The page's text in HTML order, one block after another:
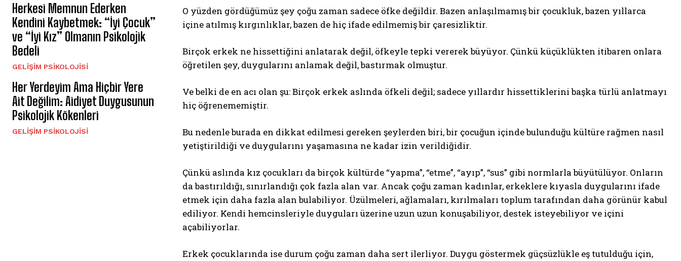
Herkesi Memnun Ederken
Kendini Kaybetmek: “İyi Çocuk”
ve “İyi Kız” Olmanın Psikolojik
Bedeli
GELIŞIM PSIKOLOJISI
Her Yerdeyim Ama Hiçbir Yere
Ait Değilim: Aidiyet Duygusunun
Psikolojik Kökenleri
GELIŞIM PSIKOLOJISI
O yüzden gördüğümüz şey çoğu zaman sadece öfke değildir. Bazen anlaşılmamış bir çocukluk, bazen yıllarca
içine atılmış kırgınlıklar, bazen de hiç ifade edilmemiş bir çaresizliktir.
Birçok erkek ne hissettiğini anlatarak değil, öfkeyle tepki vererek büyüyor. Çünkü küçüklükten itibaren onlara
öğretilen şey, duygularını anlamak değil, bastırmak olmuştur.
Ve belki de en acı olan şu: Birçok erkek aslında öfkeli değil; sadece yıllardır hissettiklerini başka türlü anlatmayı
hiç öğrenememiştir.
Bu nedenle burada en dikkat edilmesi gereken şeylerden biri, bir çocuğun içinde bulunduğu kültüre rağmen nasıl
yetiştirildiği ve duygularını yaşamasına ne kadar izin verildiğidir.
Çünkü aslında kız çocukları da birçok kültürde “yapma”, “etme”, “ayıp”, “sus” gibi normlarla büyütülüyor. Onların
da bastırıldığı, sınırlandığı çok fazla alan var. Ancak çoğu zaman kadınlar, erkeklere kıyasla duygularını ifade
etmek için daha fazla alan bulabiliyor. Üzülmeleri, ağlamaları, kırılmaları toplum tarafından daha görünür kabul
ediliyor. Kendi hemcinsleriyle duyguları üzerine uzun uzun konuşabiliyor, destek isteyebiliyor ve içini
açabiliyorlar.
Erkek çocuklarında ise durum çoğu zaman daha sert ilerliyor. Duygu göstermek güçsüzlükle eş tutulduğu için,